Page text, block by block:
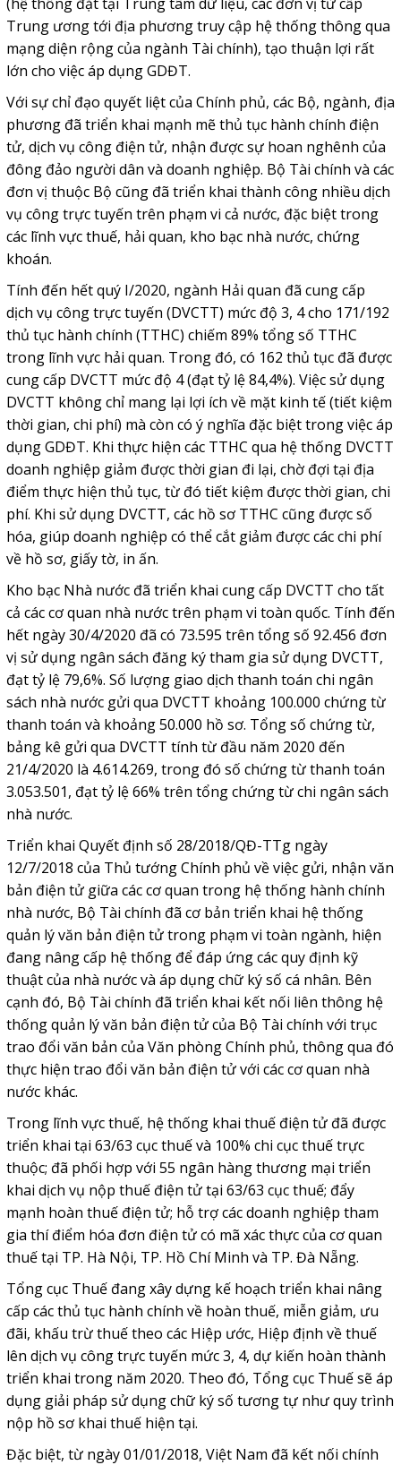
Trung ương tới địa phương truy cập hệ thống thông qua
mạng diện rộng của ngành Tài chính), tạo thuận lợi rất
lớn cho việc áp dụng GDĐT.
Với sự chỉ đạo quyết liệt của Chính phủ, các Bộ, ngành, địa
phương đã triển khai mạnh mẽ thủ tục hành chính điện
tử, dịch vụ công điện tử, nhận được sự hoan nghênh của
đông đảo người dân và doanh nghiệp. Bộ Tài chính và các
đơn vị thuộc Bộ cũng đã triển khai thành công nhiều dịch
vụ công trực tuyến trên phạm vi cả nước, đặc biệt trong
các lĩnh vực thuế, hải quan, kho bạc nhà nước, chứng
khoán.
Tính đến hết quý I/2020, ngành Hải quan đã cung cấp
dịch vụ công trực tuyến (DVCTT) mức độ 3, 4 cho 171/192
thủ tục hành chính (TTHC) chiếm 89% tổng số TTHC
trong lĩnh vực hải quan. Trong đó, có 162 thủ tục đã được
cung cấp DVCTT mức độ 4 (đạt tỷ lệ 84,4%). Việc sử dụng
DVCTT không chỉ mang lại lợi ích về mặt kinh tế (tiết kiệm
thời gian, chi phí) mà còn có ý nghĩa đặc biệt trong việc áp
dụng GDĐT. Khi thực hiện các TTHC qua hệ thống DVCTT
doanh nghiệp giảm được thời gian đi lại, chờ đợi tại địa
điểm thực hiện thủ tục, từ đó tiết kiệm được thời gian, chi
phí. Khi sử dụng DVCTT, các hồ sơ TTHC cũng được số
hóa, giúp doanh nghiệp có thể cắt giảm được các chi phí
về hồ sơ, giấy tờ, in ấn.
Kho bạc Nhà nước đã triển khai cung cấp DVCTT cho tất
cả các cơ quan nhà nước trên phạm vi toàn quốc. Tính đến
hết ngày 30/4/2020 đã có 73.595 trên tổng số 92.456 đơn
vị sử dụng ngân sách đăng ký tham gia sử dụng DVCTT,
đạt tỷ lệ 79,6%. Số lượng giao dịch thanh toán chi ngân
sách nhà nước gửi qua DVCTT khoảng 100.000 chứng từ
thanh toán và khoảng 50.000 hồ sơ. Tổng số chứng từ,
bảng kê gửi qua DVCTT tính từ đầu năm 2020 đến
21/4/2020 là 4.614.269, trong đó số chứng từ thanh toán
3.053.501, đạt tỷ lệ 66% trên tổng chứng từ chi ngân sách
nhà nước.
Triển khai Quyết định số 28/2018/QĐ-TTg ngày
12/7/2018 của Thủ tướng Chính phủ về việc gửi, nhận văn
bản điện tử giữa các cơ quan trong hệ thống hành chính
nhà nước, Bộ Tài chính đã cơ bản triển khai hệ thống
quản lý văn bản điện tử trong phạm vi toàn ngành, hiện
đang nâng cấp hệ thống để đáp ứng các quy định kỹ
thuật của nhà nước và áp dụng chữ ký số cá nhân. Bên
cạnh đó, Bộ Tài chính đã triển khai kết nối liên thông hệ
thống quản lý văn bản điện tử của Bộ Tài chính với trục
trao đổi văn bản của Văn phòng Chính phủ, thông qua đó
thực hiện trao đổi văn bản điện tử với các cơ quan nhà
nước khác.
Trong lĩnh vực thuế, hệ thống khai thuế điện tử đã được
triển khai tại 63/63 cục thuế và 100% chi cục thuế trực
thuộc; đã phối hợp với 55 ngân hàng thương mại triển
khai dịch vụ nộp thuế điện tử tại 63/63 cục thuế; đẩy
mạnh hoàn thuế điện tử; hỗ trợ các doanh nghiệp tham
gia thí điểm hóa đơn điện tử có mã xác thực của cơ quan
thuế tại TP. Hà Nội, TP. Hồ Chí Minh và TP. Đà Nẵng.
Tổng cục Thuế đang xây dựng kế hoạch triển khai nâng
cấp các thủ tục hành chính về hoàn thuế, miễn giảm, ưu
đãi, khấu trừ thuế theo các Hiệp ước, Hiệp định về thuế
lên dịch vụ công trực tuyến mức 3, 4, dự kiến hoàn thành
triển khai trong năm 2020. Theo đó, Tổng cục Thuế sẽ áp
dụng giải pháp sử dụng chữ ký số tương tự như quy trình
nộp hồ sơ khai thuế hiện tại.
Đặc biệt, từ ngày 01/01/2018, Việt Nam đã kết nối chính